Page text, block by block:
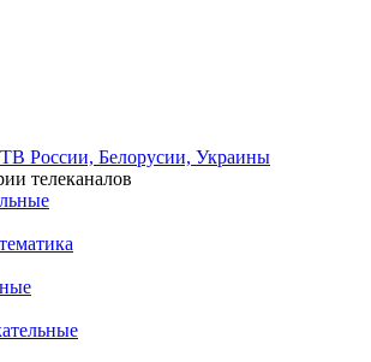
России, Белорусии, Украины
телеканалов